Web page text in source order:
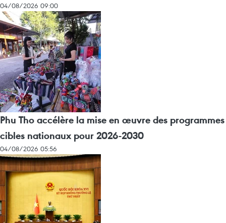
04/08/2026 09:00
Phu Tho accélère la mise en œuvre des programmes
cibles nationaux pour 2026-2030
04/08/2026 05:56